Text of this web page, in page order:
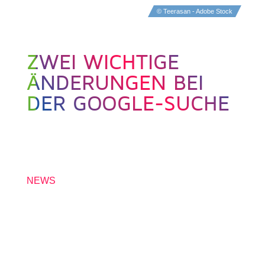
© Teerasan - Adobe Stock
ZWEI WICHTIGE
ÄNDERUNGEN BEI
DER GOOGLE-SUCHE
NEWS